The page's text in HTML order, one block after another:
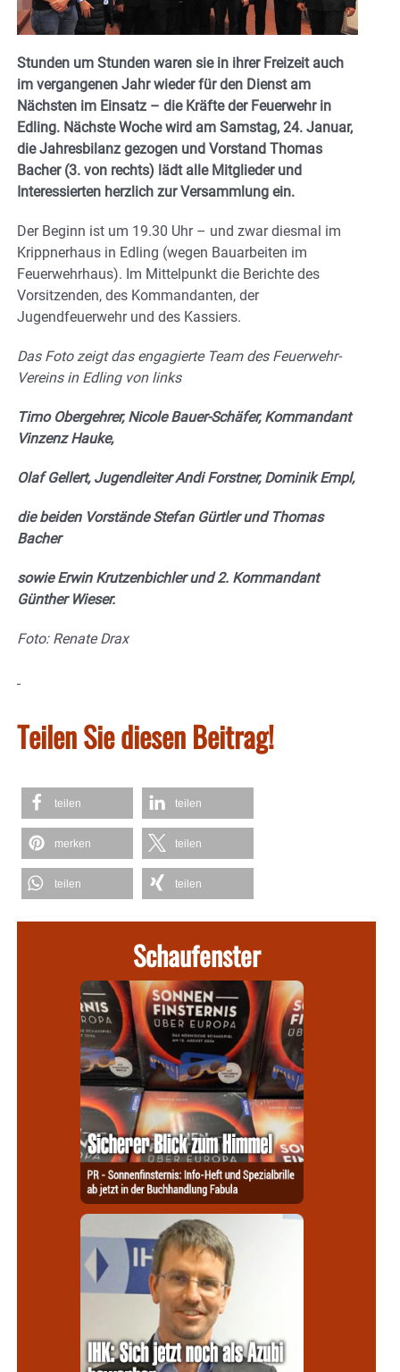
Stunden um Stunden waren sie in ihrer Freizeit auch
im vergangenen Jahr wieder für den Dienst am
Nächsten im Einsatz – die Kräfte der Feuerwehr in
Edling. Nächste Woche wird am Samstag, 24. Januar,
die Jahresbilanz gezogen und Vorstand Thomas
Bacher (3. von rechts) lädt alle Mitglieder und
Interessierten herzlich zur Versammlung ein.
Der Beginn ist um 19.30 Uhr – und zwar diesmal im
Krippnerhaus in Edling (wegen Bauarbeiten im
Feuerwehrhaus). Im Mittelpunkt die Berichte des
Vorsitzenden, des Kommandanten, der
Jugendfeuerwehr und des Kassiers.
Das Foto zeigt das engagierte Team des Feuerwehr-
Vereins in Edling von links
Timo Obergehrer, Nicole Bauer-Schäfer, Kommandant
Vinzenz Hauke,
Olaf Gellert, Jugendleiter Andi Forstner, Dominik Empl,
die beiden Vorstände Stefan Gürtler und Thomas
Bacher
sowie Erwin Krutzenbichler und 2. Kommandant
Günther Wieser.
Foto: Renate Drax
Teilen Sie diesen Beitrag!
teilen teilen
merken teilen
teilen teilen
Schaufenster